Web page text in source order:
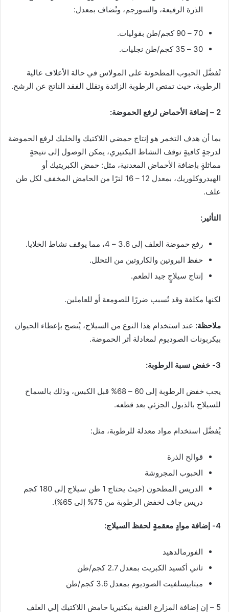
الذرة الرفيعة، والسورجم، وتُضاف بمعدل:
70 – 90 كجم/طن بقوليات.
30 – 35 كجم/طن نجليات.
تُفضَّل الحبوب المطحونة على المولاس في حالة الأعلاف عالية
الرطوبة، حيث تمتص الرطوبة الزائدة وتقلل الفقد الناتج عن الرشح.
2 – إضافة الأحماض لرفع الحموضة:
بما أن هدف التخمر هو إنتاج حمضي اللاكتيك والخليك لرفع الحموضة
لدرجةٍ كافيةٍ توقف النشاط البكتيري، يمكن الوصول إلى نتيجةٍ
مماثلةٍ بإضافة الأحماض المعدنية، مثل: حمض الكبريتيك أو
الهيدروكلوريك، بمعدل 12 – 16 لترًا من الحامض المخفف لكل طن
علف.
التأثير:
رفع حموضة العلف إلى 3.6 – 4، مما يوقف نشاط الخلايا.
حفظ البروتين والكاروتين من التحلل.
إنتاج سيلاجٍ جيد الطعم.
لكنها مكلفة وقد تُسبب ضررًا للصومعة أو للعاملين.
ملاحظة: عند استخدام هذا النوع من السيلاج، يُنصح بإعطاء الحيوان
بيكربونات الصوديوم لمعادلة أثر الحموضة.
3- خفض نسبة الرطوبة:
يجب خفض الرطوبة إلى 60 – 68% قبل الكبس، وذلك بالسماح
للسيلاج بالذبول الجزئي بعد قطعه.
يُفضَّل استخدام مواد معدلة للرطوبة، مثل:
قوالح الذرة
الحبوب المجروشة
الدريس المطحون (حيث يحتاج 1 طن سيلاج إلى 180 كجم
دريس جاف لخفض الرطوبة من 75% إلى 65%).
4- إضافة موادٍ معقمةٍ لحفظ السيلاج:
الفورمالدهيد
ثاني أكسيد الكبريت بمعدل 2.7 كجم/طن
ميتابيسلفيت الصوديوم بمعدل 3.6 كجم/طن
5 – إن إضافة المزارع الغنية ببكتيريا حامض اللاكتيك إلي العلف